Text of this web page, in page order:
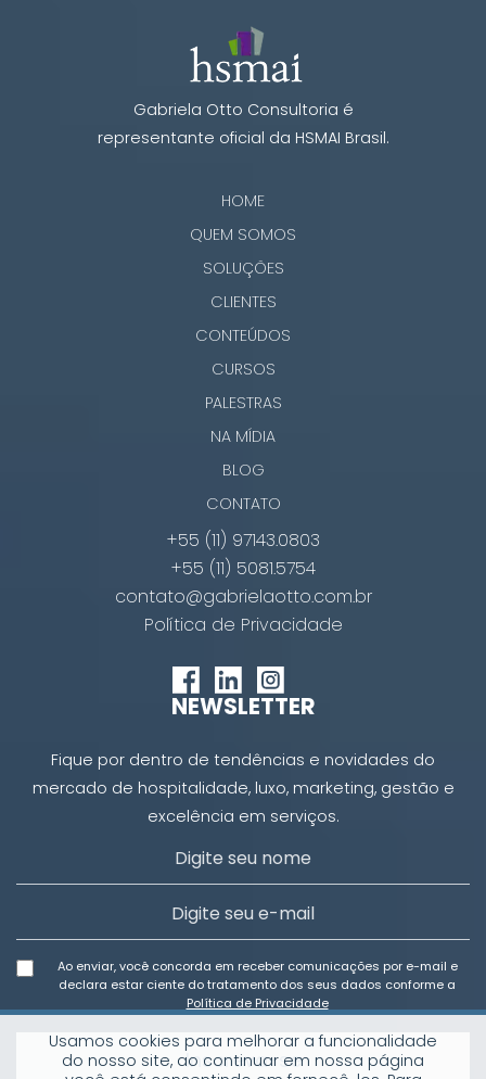
Gabriela Otto Consultoria é
representante oficial da HSMAI Brasil.
HOME
QUEM SOMOS
SOLUÇÕES
CLIENTES
CONTEÚDOS
CURSOS
PALESTRAS
NA MÍDIA
BLOG
CONTATO
+55 (11) 97143.0803
+55 (11) 5081.5754
contato@gabrielaotto.com.br
Política de Privacidade
NEWSLETTER
Fique por dentro de tendências e novidades do
mercado de hospitalidade, luxo, marketing, gestão e
excelência em serviços.
Ao enviar, você concorda em receber comunicações por e-mail e
declara estar ciente do tratamento dos seus dados conforme a
Política de Privacidade
Inscreva-se
Usamos cookies para melhorar a funcionalidade
do nosso site, ao continuar em nossa página